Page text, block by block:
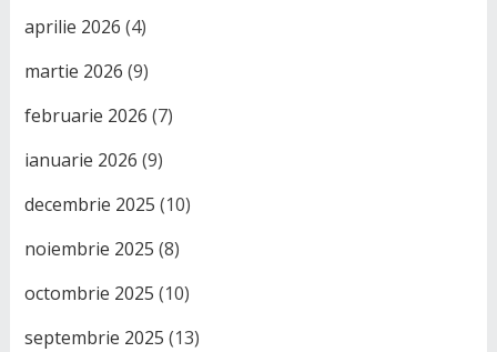
aprilie 2026 (4)
martie 2026 (9)
februarie 2026 (7)
ianuarie 2026 (9)
decembrie 2025 (10)
noiembrie 2025 (8)
octombrie 2025 (10)
septembrie 2025 (13)